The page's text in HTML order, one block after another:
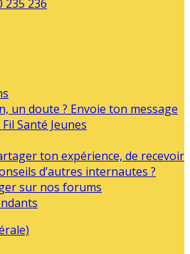
un doute ? Envoie ton message
Santé Jeunes
ton expérience, de recevoir
d’autres internautes ?
sur nos forums